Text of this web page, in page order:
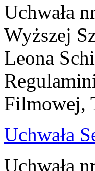
Uchwała
Wyższej
Leona
Filmowej,
Uchwała
Uchwała